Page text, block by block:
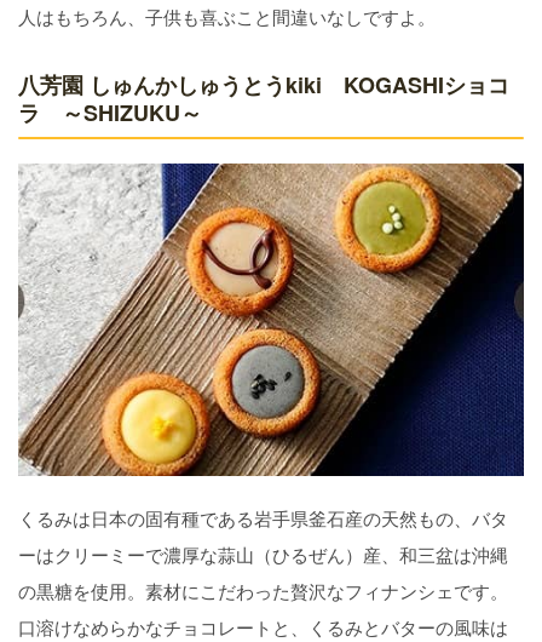
人はもちろん、子供も喜ぶこと間違いなしですよ。
八芳園 しゅんかしゅうとうkiki KOGASHIショコ
ラ ～SHIZUKU～
くるみは日本の固有種である岩手県釜石産の天然もの、バタ
ーはクリーミーで濃厚な蒜山（ひるぜん）産、和三盆は沖縄
の黒糖を使用。素材にこだわった贅沢なフィナンシェです。
口溶けなめらかなチョコレートと、くるみとバターの風味は